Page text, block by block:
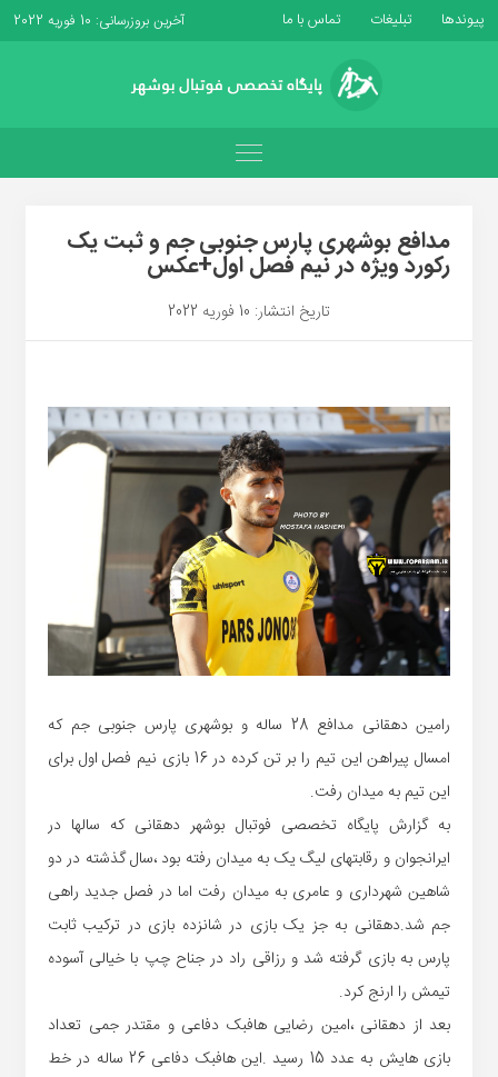
پیوندها تبلیغات تماس با ما آخرین بروزرسانی: 10 فوریه 2022
مدافع بوشهری پارس جنوبی جم و ثبت یک
رکورد ویژه در نیم فصل اول+عکس
تاریخ انتشار: 10 فوریه 2022
رامین دهقانی مدافع 28 ساله و بوشهری پارس جنوبی جم که
امسال پیراهن این تیم را بر تن کرده در 16 بازی نیم فصل اول برای
این تیم به میدان رفت.
به گزارش پایگاه تخصصی فوتبال بوشهر دهقانی که سالها در
ایرانجوان و رقابتهای لیگ یک به میدان رفته بود ،سال گذشته در دو
شاهین شهرداری و عامری به میدان رفت اما در فصل جدید راهی
جم شد.دهقانی به جز یک بازی در شانزده بازی در ترکیب ثابت
پارس به بازی گرفته شد و رزاقی راد در جناح چپ با خیالی آسوده
تیمش را ارنج کرد.
بعد از دهقانی ،امین رضایی هافبک دفاعی و مقتدر جمی تعداد
بازی هایش به عدد 15 رسید .این هافبک دفاعی 26 ساله در خط